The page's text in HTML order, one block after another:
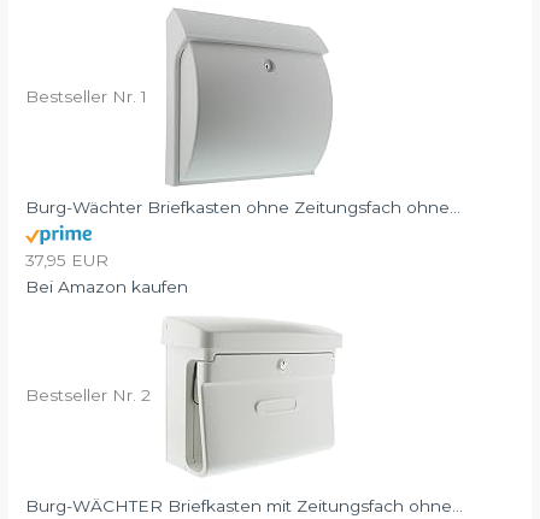
Bestseller Nr. 1
Burg-Wächter Briefkasten ohne Zeitungsfach ohne...
37,95 EUR
Bei Amazon kaufen
Bestseller Nr. 2
Burg-WÄCHTER Briefkasten mit Zeitungsfach ohne...